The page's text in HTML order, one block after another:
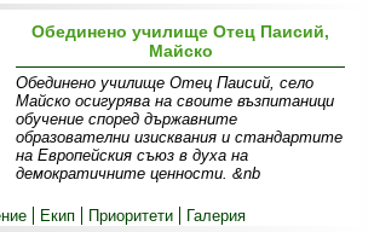
база
Обединено училище Отец Паисий,
Майско
Обединено училище Отец Паисий, село
Майско осигурява на своите възпитаници
обучение според държавните
образователни изисквания и стандартите
на Европейския съюз в духа на
демократичните ценности. &nb
Екип Приоритети Галерия